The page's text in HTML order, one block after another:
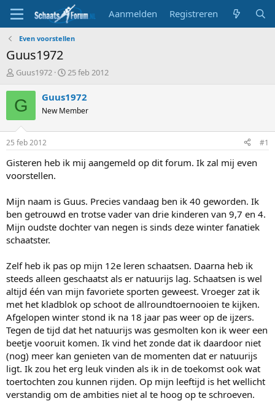
Aanmelden Registreren
Even voorstellen
Guus1972
T
p
i
s
t
a
r
e
Guus1972
S
a
t
t
u
25 feb 2012
G Guus1972
New Member
25 feb 2012 #1
Gisteren heb ik mij aangemeld op dit forum. Ik zal mij even
voorstellen.
Mijn naam is Guus. Precies vandaag ben ik 40 geworden. Ik
ben getrouwd en trotse vader van drie kinderen van 9,7 en 4.
Mijn oudste dochter van negen is sinds deze winter fanatiek
schaatster.
Zelf heb ik pas op mijn 12e leren schaatsen. Daarna heb ik
steeds alleen geschaatst als er natuurijs lag. Schaatsen is wel
altijd één van mijn favoriete sporten geweest. Vroeger zat ik
met het kladblok op schoot de allroundtoernooien te kijken.
Afgelopen winter stond ik na 18 jaar pas weer op de ijzers.
Tegen de tijd dat het natuurijs was gesmolten kon ik weer een
beetje vooruit komen. Ik vind het zonde dat ik daardoor niet
(nog) meer kan genieten van de momenten dat er natuurijs
ligt. Ik zou het erg leuk vinden als ik in de toekomst ook wat
toertochten zou kunnen rijden. Op mijn leeftijd is het wellicht
verstandig om de ambities niet al te hoog op te schroeven.